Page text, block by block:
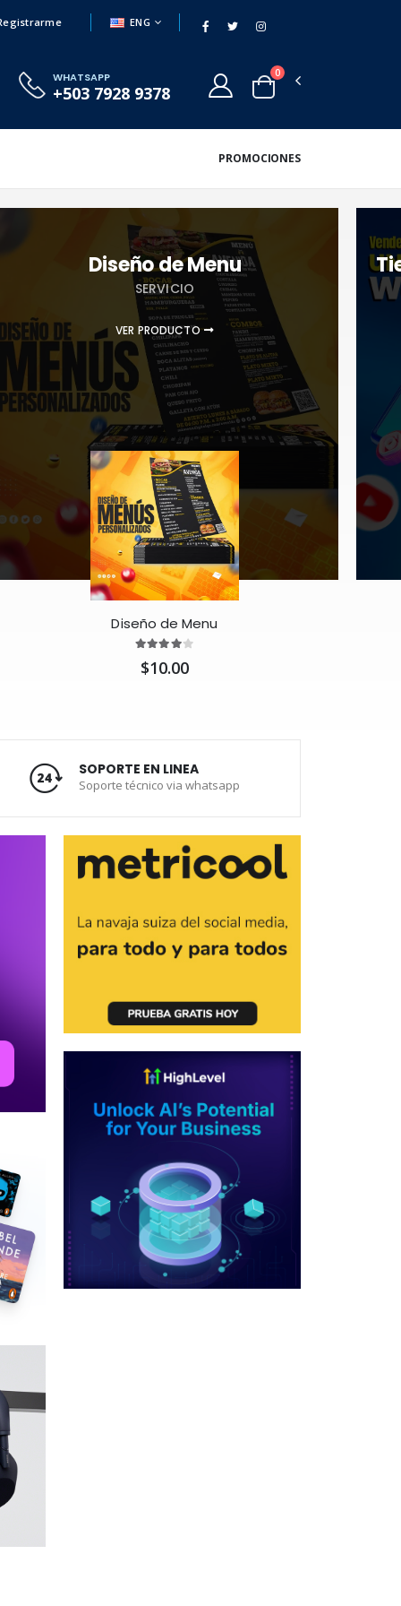
ENG
WHATSAPP
+503 7928 9378
0
PROMOCIONES
Diseño de Menu
SERVICIO
VER PRODUCTO
Diseño de Menu
$10.00
SOPORTE EN LINEA
Soporte técnico via whatsapp